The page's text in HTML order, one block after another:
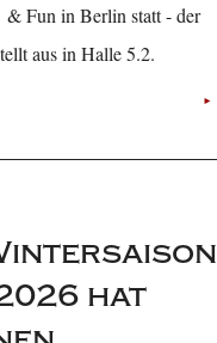
& Fun in Berlin statt - der
aus in Halle 5.2.
hat